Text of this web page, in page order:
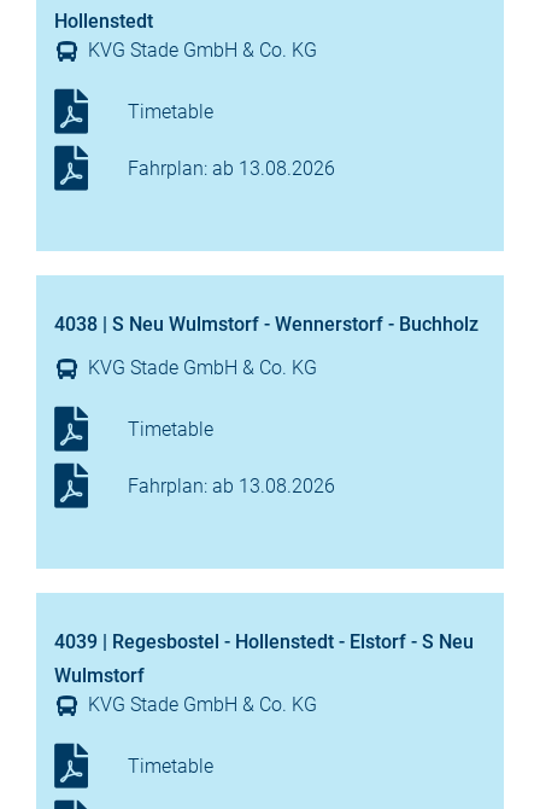
Hollenstedt
KVG Stade GmbH & Co. KG
Timetable
Fahrplan: ab 13.08.2026
4038 | S Neu Wulmstorf - Wennerstorf - Buchholz
KVG Stade GmbH & Co. KG
Timetable
Fahrplan: ab 13.08.2026
4039 | Regesbostel - Hollenstedt - Elstorf - S Neu
Wulmstorf
KVG Stade GmbH & Co. KG
Timetable